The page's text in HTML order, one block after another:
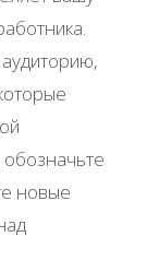
новые